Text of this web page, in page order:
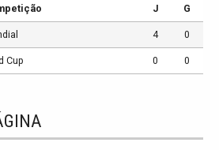
J G
4 0
Cup 0 0